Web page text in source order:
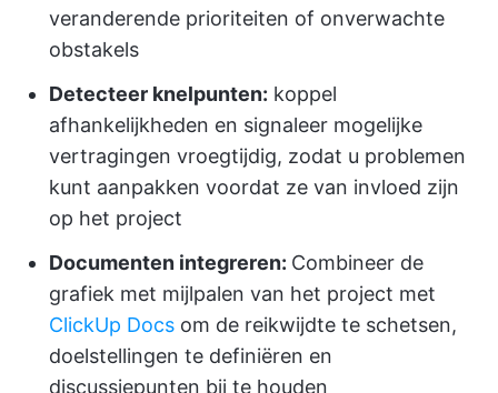
veranderende prioriteiten of onverwachte
obstakels
Detecteer knelpunten: koppel
afhankelijkheden en signaleer mogelijke
vertragingen vroegtijdig, zodat u problemen
kunt aanpakken voordat ze van invloed zijn
op het project
Documenten integreren: Combineer de
grafiek met mijlpalen van het project met
ClickUp Docs om de reikwijdte te schetsen,
doelstellingen te definiëren en
discussiepunten bij te houden